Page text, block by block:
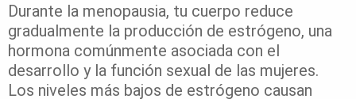
Durante la menopausia, tu cuerpo reduce
gradualmente la producción de estrógeno, una
hormona comúnmente asociada con el
desarrollo y la función sexual de las mujeres.
Los niveles más bajos de estrógeno causan